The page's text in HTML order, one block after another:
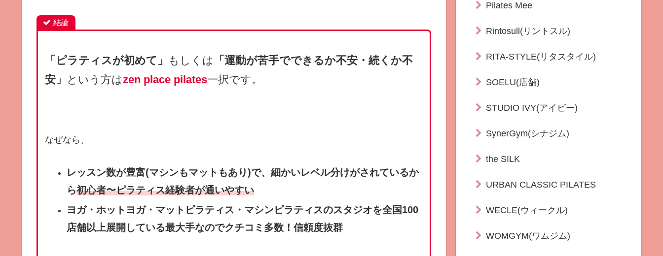
結論
「ピラティスが初めて」 もしくは
「運動が苦手でできるか不安・続くか不
安」 という方はzen place pilates一択です。
なぜなら、
レッスン数が豊富(マシンもマットもあり)で、細かいレベル分けがされているか
ら初心者〜ピラティス経験者が通いやすい
ヨガ・ホットヨガ・マットピラティス・マシンピラティスのスタジオを全国100
店舗以上展開している最大手なのでクチコミ多数！信頼度抜群
Pilates Mee
Rintosull(リントスル)
RITA-STYLE(リタスタイル)
SOELU(店舗)
STUDIO IVY(アイビー)
SynerGym(シナジム)
the SILK
URBAN CLASSIC PILATES
WECLE(ウィークル)
WOMGYM(ワムジム)